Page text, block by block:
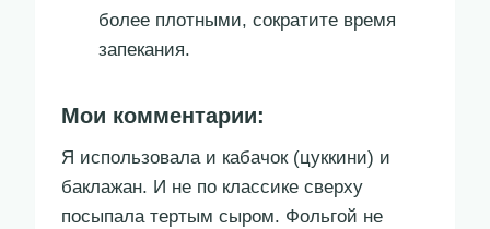
более плотными, сократите время
запекания.
Мои комментарии:
Я использовала и кабачок (цуккини) и
баклажан. И не по классике сверху
посыпала тертым сыром. Фольгой не